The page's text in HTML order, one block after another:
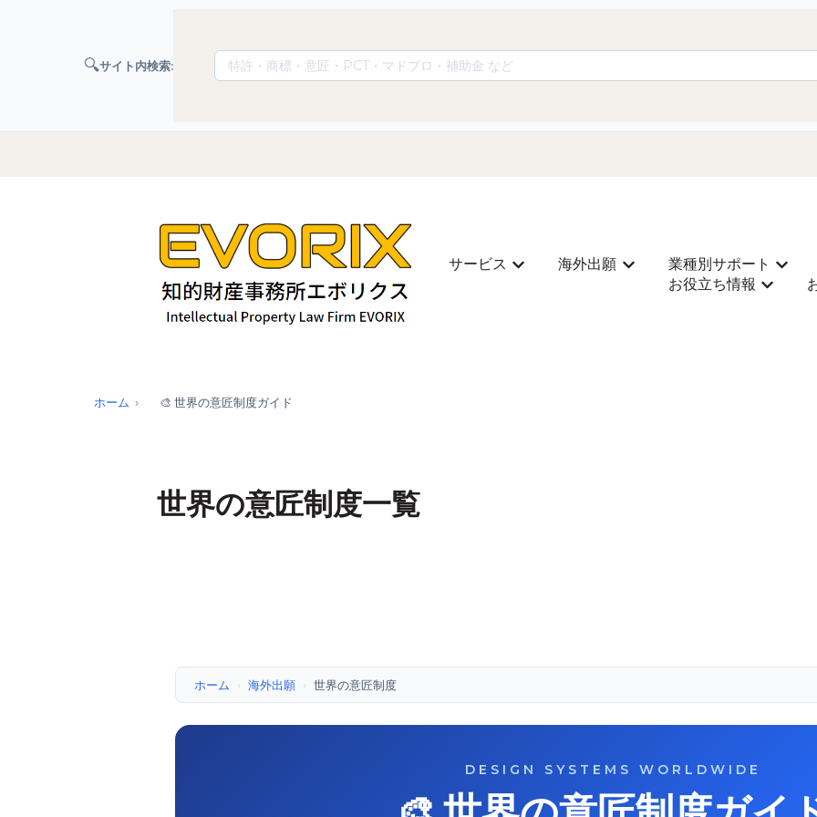
🔍サイト内検索:
サービス
サービスのサブメニューを表示
海外出願
海外出願のサブメニューを表
業種別サポート
業種
お役立ち情報
お役立
ホーム 🎨 世界の意匠制度ガイド
世界の意匠制度一覧
ホーム › 海外出願 › 世界の意匠制度
DESIGN SYSTEMS WORLDWIDE